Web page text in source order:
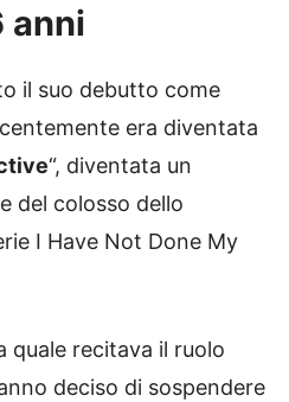
anni
il suo debutto come
era diventata
“, diventata un
del colosso dello
I Have Not Done My
quale recitava il ruolo
deciso di sospendere